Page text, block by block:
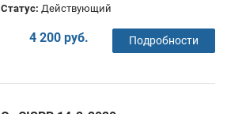
Статус: Действующий
4 200 руб. Подробности